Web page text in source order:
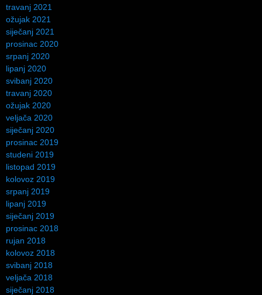
travanj 2021
ožujak 2021
siječanj 2021
prosinac 2020
srpanj 2020
lipanj 2020
svibanj 2020
travanj 2020
ožujak 2020
veljača 2020
siječanj 2020
prosinac 2019
studeni 2019
listopad 2019
kolovoz 2019
srpanj 2019
lipanj 2019
siječanj 2019
prosinac 2018
rujan 2018
kolovoz 2018
svibanj 2018
veljača 2018
siječanj 2018